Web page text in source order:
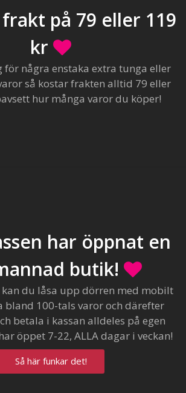
på 79 eller 119
kr
för några enstaka extra tunga eller
så kostar frakten alltid 79 eller
hur många varor du köper!
har öppnat en
butik!
du låsa upp dörren med mobilt
bland 100-tals varor och därefter
betala i kassan alldeles på egen
öppet 7-22, ALLA dagar i veckan!
Så här funkar det!